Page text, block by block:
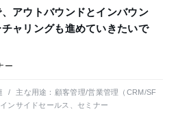
アウトバウンドとインバウン
ャリングも進めていきたいで
ー
/ 主な用途：
顧客管理/営業管理（CRM/SF
ンサイドセールス、セミナー